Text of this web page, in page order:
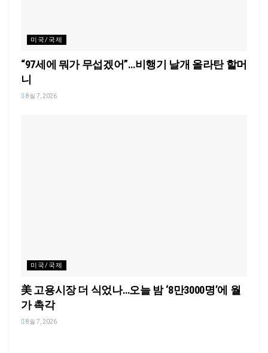
미국/국제
“97세에 뭐가 무섭겠어”…비행기 날개 올라탄 할머
니
8월 7, 2026
미국/국제
美 고용시장 더 식었나…오늘 밤 ‘8만3000명’에 월
가 촉각
8월 7, 2026